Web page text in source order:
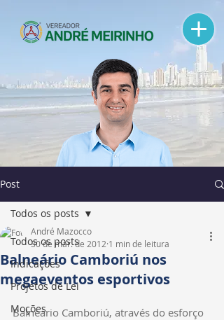
Post
Todos os posts
Indicações
Projetos de Lei
Moções
Todos os posts
Balneário Camboriú nos
megaeventos esportivos
André Mazocco
30 de mar. de 2012 1 min de leitura
Balneário Camboriú, através do esforço